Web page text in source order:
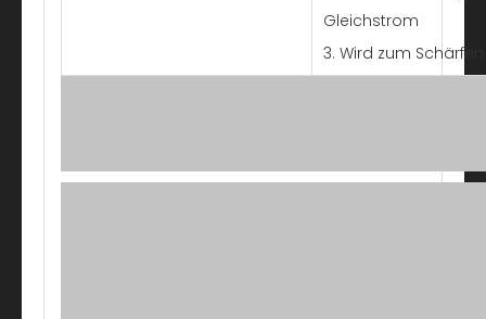
Gleichstrom
3. Wird zum